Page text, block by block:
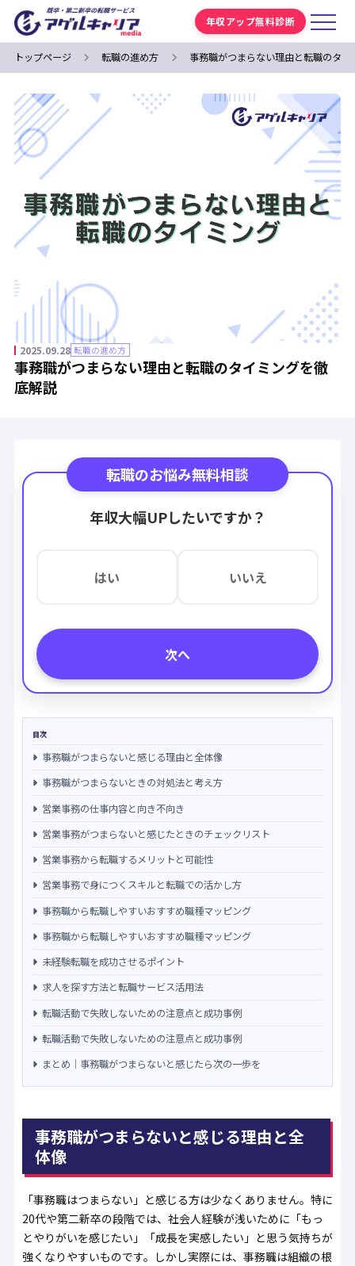
年収アップ無料診断
トップページ 転職の進め方 事務職がつまらない理由と転職のタ
2025.09.28 転職の進め方
事務職がつまらない理由と転職のタイミングを徹
底解説
転職のお悩み無料相談
年収大幅UPしたいですか？
はい いいえ
次へ
目次
事務職がつまらないと感じる理由と全体像
事務職がつまらないときの対処法と考え方
営業事務の仕事内容と向き不向き
営業事務がつまらないと感じたときのチェックリスト
営業事務から転職するメリットと可能性
営業事務で身につくスキルと転職での活かし方
事務職から転職しやすいおすすめ職種マッピング
事務職から転職しやすいおすすめ職種マッピング
未経験転職を成功させるポイント
求人を探す方法と転職サービス活用法
転職活動で失敗しないための注意点と成功事例
転職活動で失敗しないための注意点と成功事例
まとめ｜事務職がつまらないと感じたら次の一歩を
事務職がつまらないと感じる理由と全
体像
「事務職はつまらない」と感じる方は少なくありません。特に
20代や第二新卒の段階では、社会人経験が浅いために「もっ
とやりがいを感じたい」「成長を実感したい」と思う気持ちが
強くなりやすいものです。しかし実際には、事務職は組織の根